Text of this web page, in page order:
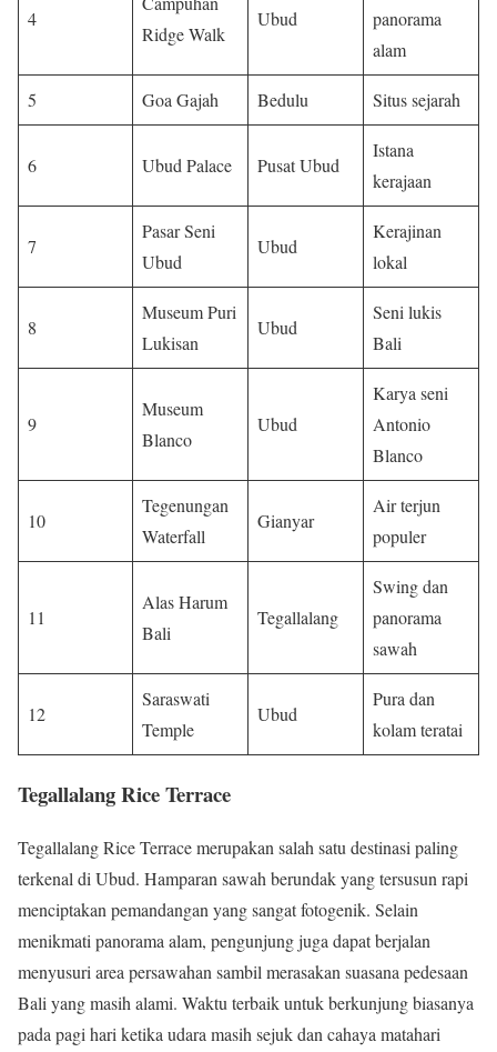
4
Ridge Walk
Ubud
panorama
alam
5 Goa Gajah Bedulu Situs sejarah
6 Ubud Palace Pusat Ubud
Istana
kerajaan
7
Pasar Seni
Ubud
Ubud
Kerajinan
lokal
8
Museum Puri
Lukisan
Ubud
Seni lukis
Bali
9
Museum
Blanco
Ubud
Karya seni
Antonio
Blanco
10
Tegenungan
Waterfall
Gianyar
Air terjun
populer
11
Alas Harum
Bali
Tegallalang
Swing dan
panorama
sawah
12
Saraswati
Temple
Ubud
Pura dan
kolam teratai
Tegallalang Rice Terrace
Tegallalang Rice Terrace merupakan salah satu destinasi paling
terkenal di Ubud. Hamparan sawah berundak yang tersusun rapi
menciptakan pemandangan yang sangat fotogenik. Selain
menikmati panorama alam, pengunjung juga dapat berjalan
menyusuri area persawahan sambil merasakan suasana pedesaan
Bali yang masih alami. Waktu terbaik untuk berkunjung biasanya
pada pagi hari ketika udara masih sejuk dan cahaya matahari